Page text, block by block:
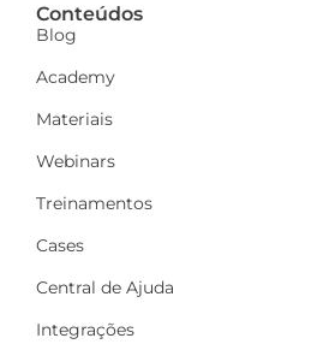
Conteúdos
Blog
Academy
Materiais
Webinars
Treinamentos
Cases
Central de Ajuda
Integrações